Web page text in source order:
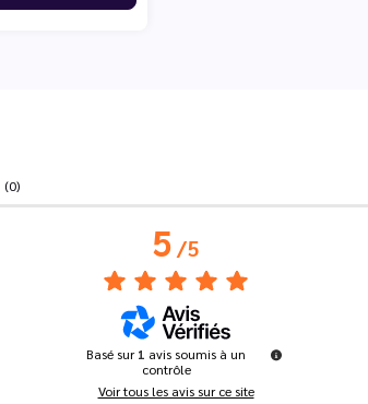
(0)
5/5
Basé sur1 avis soumis à un
contrôle
Voir tous les avis sur ce site